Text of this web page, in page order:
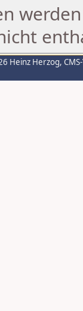
Heinz Herzog,